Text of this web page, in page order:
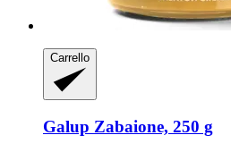
Carrello
Galup Zabaione, 250 g